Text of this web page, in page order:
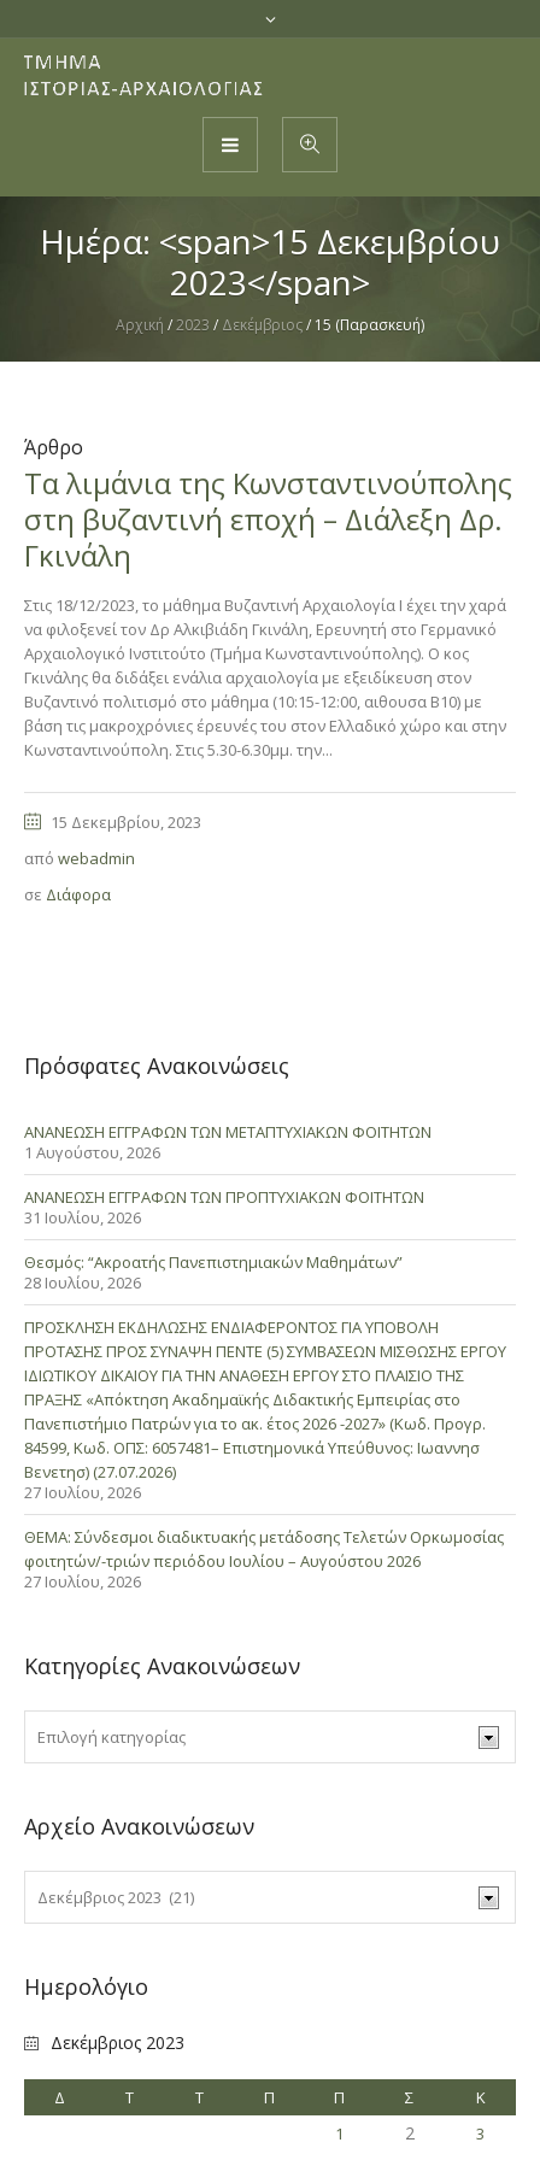
Ημέρα: <span>15 Δεκεμβρίου
2023</span>
Αρχική /2023 / Δεκέμβριος/ 15 (Παρασκευή)
Άρθρο
Tα λιμάνια της Κωνσταντινούπολης
στη βυζαντινή εποχή – Διάλεξη Δρ.
Γκινάλη
Στις 18/12/2023, το μάθημα Βυζαντινή Αρχαιολογία Ι έχει την χαρά
να φιλοξενεί τον Δρ Αλκιβιάδη Γκινάλη, Ερευνητή στο Γερμανικό
Αρχαιολογικό Ινστιτούτο (Τμήμα Κωνσταντινούπολης). Ο κος
Γκινάλης θα διδάξει ενάλια αρχαιολογία με εξειδίκευση στον
Βυζαντινό πολιτισμό στο μάθημα (10:15-12:00, αιθουσα Β10) με
βάση τις μακροχρόνιες έρευνές του στον Ελλαδικό χώρο και στην
Κωνσταντινούπολη. Στις 5.30-6.30μμ. την...
15 Δεκεμβρίου, 2023
από webadmin
σε Διάφορα
Πρόσφατες Ανακοινώσεις
ΑΝΑΝΕΩΣΗ ΕΓΓΡΑΦΩΝ ΤΩΝ ΜΕΤΑΠΤΥΧΙΑΚΩΝ ΦΟΙΤΗΤΩΝ
1 Αυγούστου, 2026
ΑΝΑΝΕΩΣΗ ΕΓΓΡΑΦΩΝ ΤΩΝ ΠΡΟΠΤΥΧΙΑΚΩΝ ΦΟΙΤΗΤΩΝ
31 Ιουλίου, 2026
Θεσμός: “Ακροατής Πανεπιστημιακών Μαθημάτων”
28 Ιουλίου, 2026
ΠΡΟΣΚΛΗΣΗ ΕΚΔΗΛΩΣΗΣ ΕΝΔΙΑΦΕΡΟΝΤΟΣ ΓΙΑ ΥΠΟΒΟΛΗ
ΠΡΟΤΑΣΗΣ ΠΡΟΣ ΣΥΝΑΨΗ ΠΕΝΤΕ (5) ΣΥΜΒΑΣΕΩΝ ΜΙΣΘΩΣΗΣ ΕΡΓΟΥ
ΙΔΙΩΤΙΚΟΥ ΔΙΚΑΙΟΥ ΓΙΑ ΤΗΝ ΑΝΑΘΕΣΗ ΕΡΓΟΥ ΣΤΟ ΠΛΑΙΣΙΟ ΤΗΣ
ΠΡΑΞΗΣ «Απόκτηση Ακαδημαϊκής Διδακτικής Εμπειρίας στο
Πανεπιστήμιο Πατρών για το ακ. έτος 2026 -2027» (Κωδ. Προγρ.
84599, Κωδ. ΟΠΣ: 6057481– Επιστημονικά Υπεύθυνος: Ιωαννησ
Βενετησ) (27.07.2026)
27 Ιουλίου, 2026
ΘΕΜΑ: Σύνδεσμοι διαδικτυακής μετάδοσης Τελετών Ορκωμοσίας
φοιτητών/-τριών περιόδου Ιουλίου – Αυγούστου 2026
27 Ιουλίου, 2026
Κατηγορίες Ανακοινώσεων
Αρχείο Ανακοινώσεων
Ημερολόγιο
Δεκέμβριος 2023
Δ Τ Τ Π Π Σ
Κ
1
2
3